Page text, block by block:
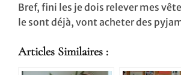
Bref, fini les je dois relever mes
le sont déjà, vont acheter des
Articles Similaires :